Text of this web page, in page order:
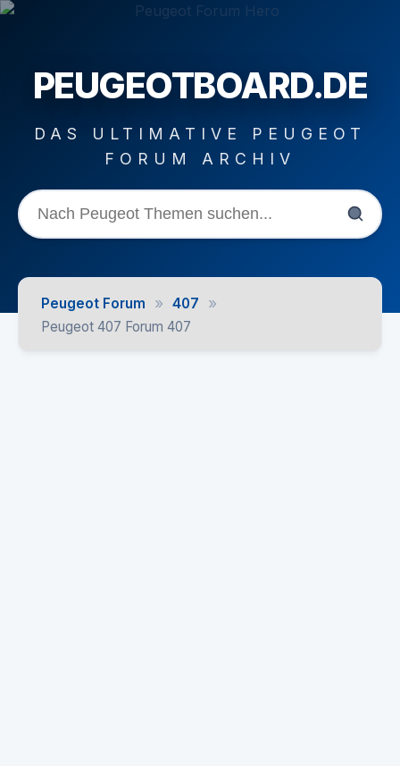
PEUGEOTBOARD.DE
DAS ULTIMATIVE PEUGEOT
FORUM ARCHIV
Peugeot Forum » 407 »
Peugeot 407 Forum 407